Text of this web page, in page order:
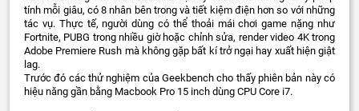
tính mỗi giâu, có 8 nhân bên trong và tiết kiệm điện hơn so với những
tác vụ. Thực tế, người dùng có thể thoải mái chơi game nặng như
Fortnite, PUBG trong nhiều giờ hoặc chỉnh sửa, render video 4K trong
Adobe Premiere Rush mà không gặp bất kí trở ngại hay xuất hiện giật
lag.
Trước đó các thử nghiệm của Geekbench cho thấy phiên bản này có
hiệu năng gần bằng Macbook Pro 15 inch dùng CPU Core i7.